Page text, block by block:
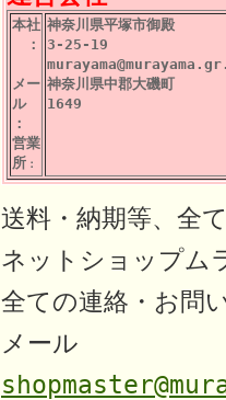
本社
：
メー
ル
：
営業
所 ：
神奈川県平塚市御殿
3-25-19
神奈川県中郡大磯町
1649
送料・納期等、全
ネットショップム
全ての連絡・お問
メール